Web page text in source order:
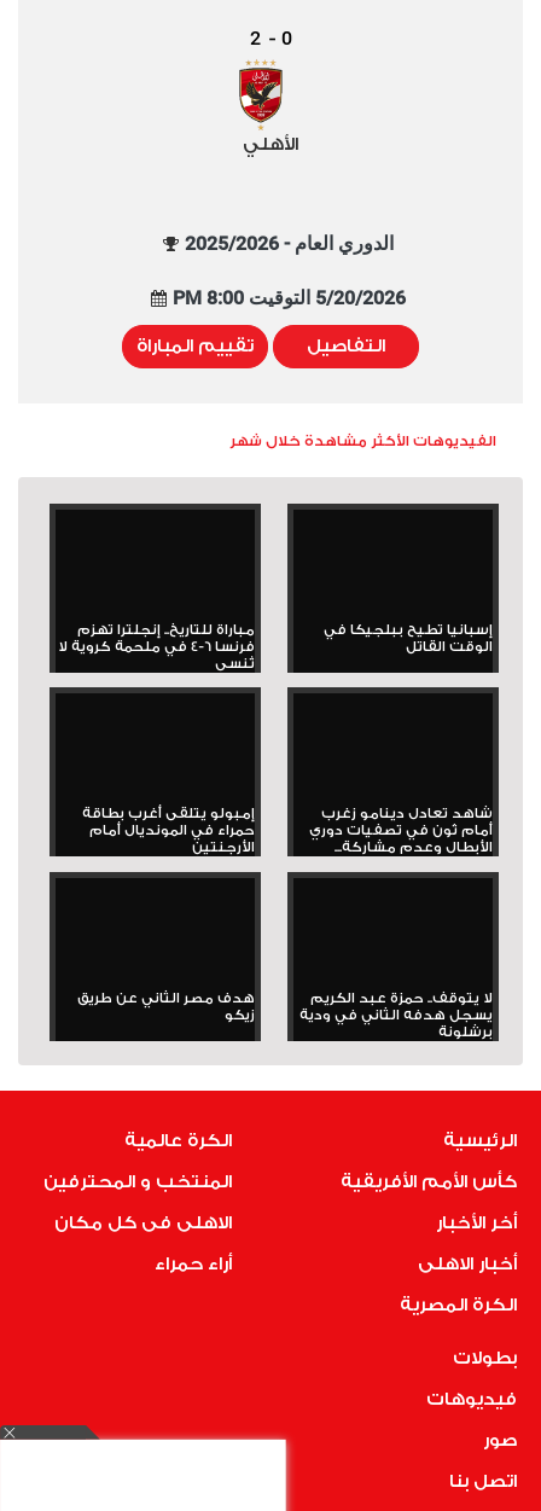
0
-
2
الأهلي
الدوري العام - 2025/2026
5/20/2026 التوقيت 8:00 PM
التفاصيل تقييم المباراة
الفيديوهات الأكثر مشاهدة خلال شهر
إسبانيا تطيح ببلجيكا في
الوقت القاتل
مباراة للتاريخ.. إنجلترا تهزم
فرنسا 6-4 في ملحمة كروية لا
تُنسى
شاهد تعادل دينامو زغرب
أمام ثون في تصفيات دوري
الأبطال وعدم مشاركة...
إمبولو يتلقى أغرب بطاقة
حمراء في المونديال أمام
الأرجنتين
لا يتوقف.. حمزة عبد الكريم
يسجل هدفه الثاني في ودية
برشلونة
هدف مصر الثاني عن طريق
زيكو
الرئيسية
كأس الأمم الأفريقية
أخر الأخبار
أخبار الاهلى
الكرة المصرية
الكرة عالمية
المنتخب و المحترفين
الاهلى فى كل مكان
أراء حمراء
بطولات
فيديوهات
صور
اتصل بنا